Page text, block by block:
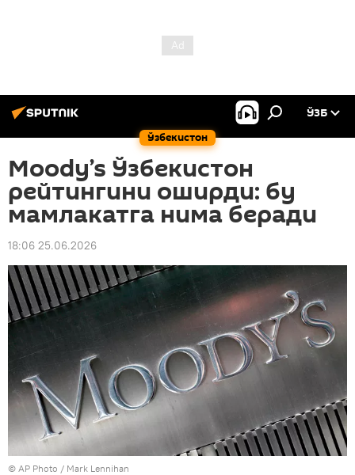
Ўзбекистон
ЎЗБ
Moody’s Ўзбекистон
рейтингини оширди: бу
мамлакатга нима беради
18:06 25.06.2026
© AP Photo / Mark Lennihan